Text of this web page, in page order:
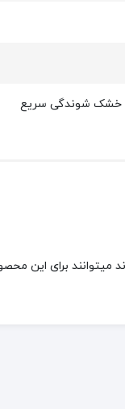
خشک شوندگی سریع
برای این